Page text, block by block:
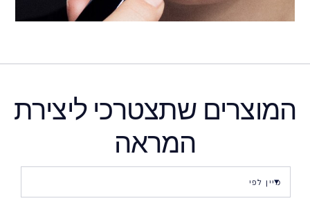
המוצרים שתצטרכי ליצירת
המראה